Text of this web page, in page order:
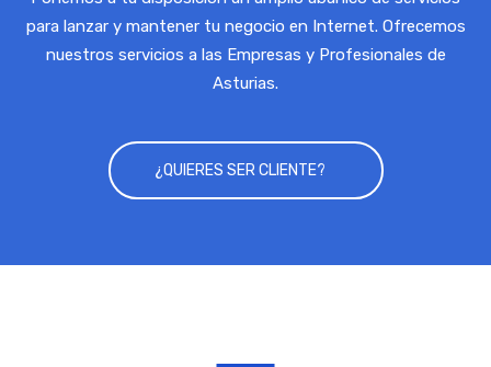
para lanzar y mantener tu negocio en Internet. Ofrecemos
nuestros servicios a las Empresas y Profesionales de
Asturias.
¿QUIERES SER CLIENTE?